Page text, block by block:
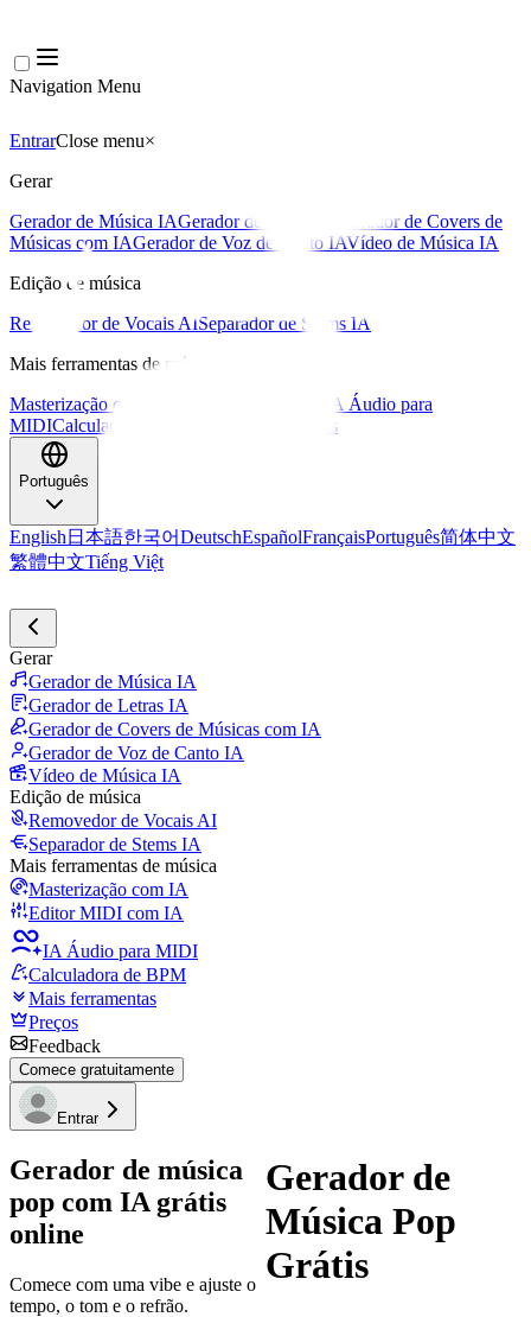
Navigation Menu
EntrarClose menu×
Gerar
Gerador de Música IAGerador de Letras IA
Gerador de Covers de
Músicas com IAGerador de Voz de Canto IAVídeo de Música IA
Edição de música
Removedor de Vocais AISeparador de Stems IA
Mais ferramentas de música
Masterização com IA
IA Áudio para
MIDICalculadora de BPM Mais ferramentas
Português
English 日本語한국어DeutschEspañolFrançaisPortuguês简体中文
繁體中文Tiếng Việt
Gerar
Gerador de Música IA
Gerador de Letras IA
Gerador de Covers de Músicas com IA
Gerador de Voz de Canto IA
Vídeo de Música IA
Edição de música
Removedor de Vocais AI
Separador de Stems IA
Mais ferramentas de música
Masterização com IA
Editor MIDI com IA
IA Áudio para MIDI
Calculadora de BPM
Mais ferramentas
Preços
Feedback
Comece gratuitamente
Entrar
Gerador de música
pop com IA grátis
online
Comece com uma vibe e ajuste o
tempo, o tom e o refrão.
Gerador de
Música Pop
Grátis